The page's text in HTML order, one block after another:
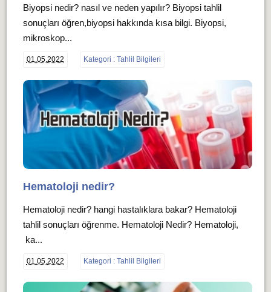
Biyopsi nedir? nasıl ve neden yapılır? Biyopsi tahlil
sonuçları öğren,biyopsi hakkında kısa bilgi. Biyopsi,
mikroskop...
01.05.2022 Kategori : Tahlil Bilgileri
Hematoloji nedir?
Hematoloji nedir? hangi hastalıklara bakar? Hematoloji
tahlil sonuçları öğrenme. Hematoloji Nedir? Hematoloji,
ka...
01.05.2022 Kategori : Tahlil Bilgileri